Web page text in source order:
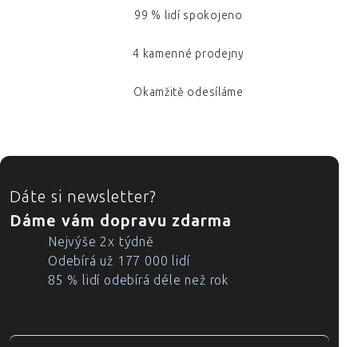
99 % lidí spokojeno
4 kamenné prodejny
Okamžitě odesíláme
ZÁPATÍ
Dáte si newsletter?
Dáme vám dopravu zdarma
Nejvýše 2x týdně
Odebírá už 177 000 lidí
85 % lidí odebírá déle než rok